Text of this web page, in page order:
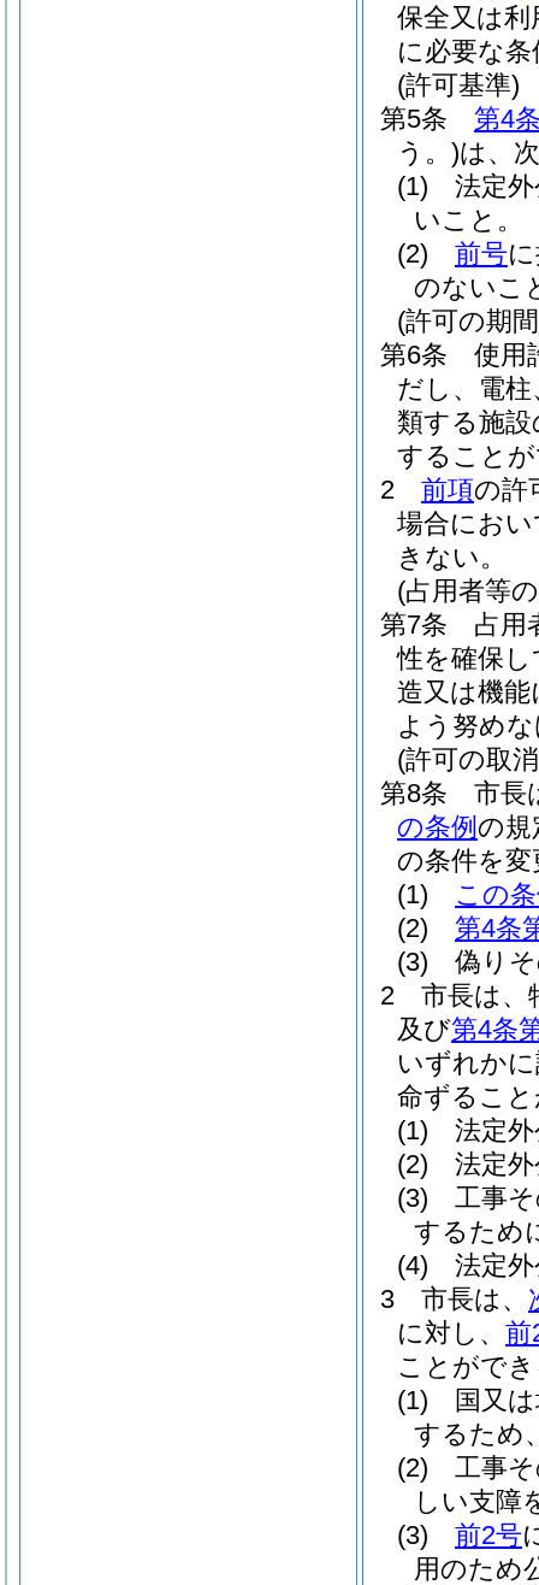
保全又は
に必要な
(許可基準)
第5条
第4
う。)は、
(1)
法定
いこと。
(2)
前号
のないこ
(許可の期
第6条
使用
だし、電
類する施
すること
2
前項の許
場合にお
きない。
(占用者等
第7条
占用
性を確保
造又は機
よう努め
(許可の取
第8条
市長
の条例 の規
の条件を
(1)
この
(2)
第4条
(3)
偽り
2
市長は、
及び第4条
いずれか
命ずるこ
(1)
法定
(2)
法定
(3)
工事
するため
(4)
法定
3
市長は、
に対し、 前
ことがで
(1)
国又
するため
(2)
工事
しい支障
(3)
前2号
用のため